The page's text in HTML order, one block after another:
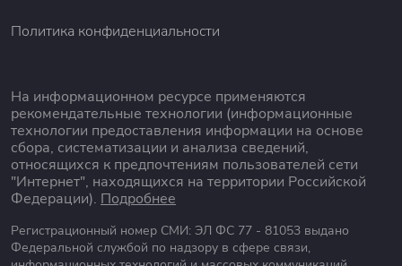
Политика конфиденциальности
На информационном ресурсе применяются
рекомендательные технологии (информационные
технологии предоставления информации на основе
сбора, систематизации и анализа сведений,
относящихся к предпочтениям пользователей сети
"Интернет", находящихся на территории Российской
Федерации). Подробнее
Регистрационный номер СМИ: ЭЛ ФС 77 - 81053 выдано
Федеральной службой по надзору в сфере связи,